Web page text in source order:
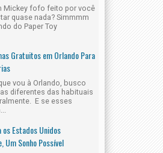
Mickey fofo feito por você
quase nada? Simmmm
do Paper Toy
Gratuitos em Orlando Para
vou à Orlando, busco
diferentes das habituais
E se esses
os Estados Unidos
Um Sonho Possível